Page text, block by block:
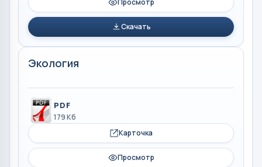
Скачать
Экология
PDF
179 Кб
Карточка
Просмотр